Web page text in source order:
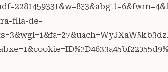
fila-de-